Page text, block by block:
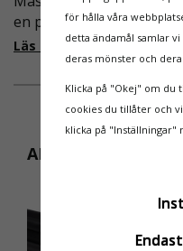
en pålitlig partner inom
fallskydd och
säkerhetslösningar föll
valet på
Ställningsprodukter.se.
Med daglig verksamhet
hög höjd är det avgörande
både har rätt produkter
ANDRA KÖPTE ÄVEN
för hålla våra
detta ändamål samlar
deras mönster och
Klicka på "Okej" om du
cookies du tillåter och
klicka på "Inställningar"